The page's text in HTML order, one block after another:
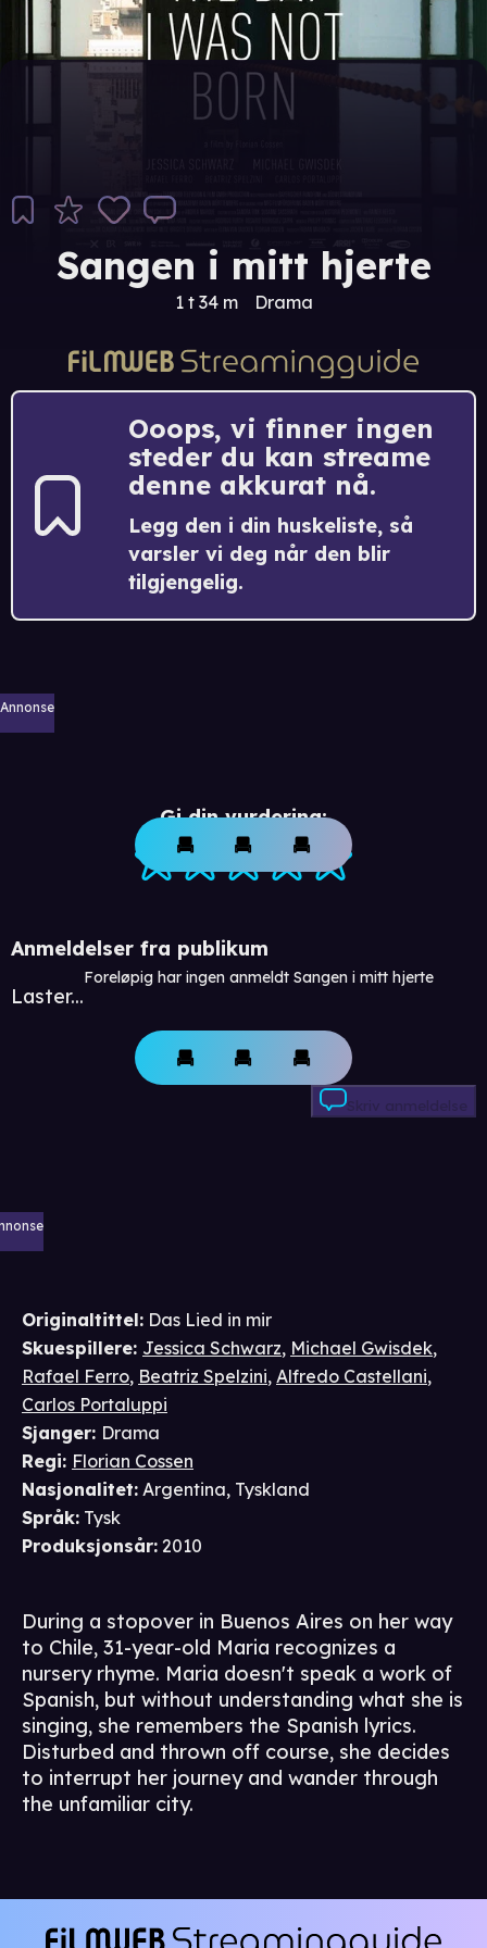
Sangen i mitt hjerte
1 t 34 m Drama
Ooops, vi finner ingen
steder du kan streame
denne akkurat nå.
Legg den i din huskeliste, så
varsler vi deg når den blir
tilgjengelig.
Annonse
Gi din vurdering:
Anmeldelser fra publikum
Laster...
Foreløpig har ingen anmeldt Sangen i mitt hjerte
Skriv anmeldelse
Originaltittel: Das Lied in mir
Skuespillere: Jessica Schwarz, Michael Gwisdek,
Rafael Ferro, Beatriz Spelzini, Alfredo Castellani,
Carlos Portaluppi
Sjanger: Drama
Regi: Florian Cossen
Nasjonalitet: Argentina, Tyskland
Språk: Tysk
Produksjonsår: 2010
During a stopover in Buenos Aires on her way
to Chile, 31-year-old Maria recognizes a
nursery rhyme. Maria doesn't speak a work of
Spanish, but without understanding what she is
singing, she remembers the Spanish lyrics.
Disturbed and thrown off course, she decides
to interrupt her journey and wander through
the unfamiliar city.